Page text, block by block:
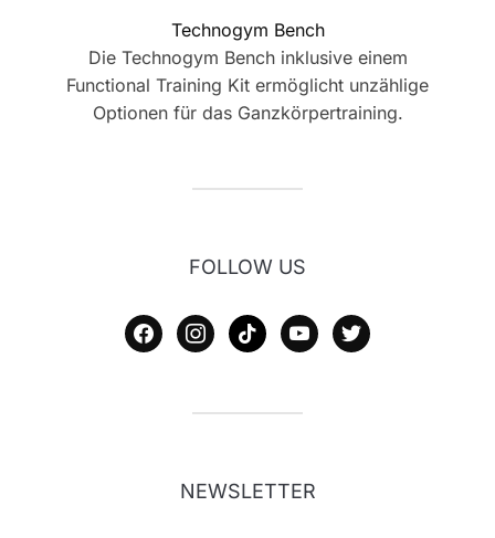
Technogym Bench
Die Technogym Bench inklusive einem
Functional Training Kit ermöglicht unzählige
Optionen für das Ganzkörpertraining.
FOLLOW US
facebookinstagram
tiktok youtubetwitter
NEWSLETTER